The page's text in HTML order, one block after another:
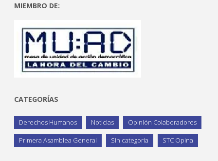
MIEMBRO DE:
CATEGORÍAS
Derechos Humanos Noticias Opinión Colaboradores
Primera Asamblea General Sin categoría STC Opina